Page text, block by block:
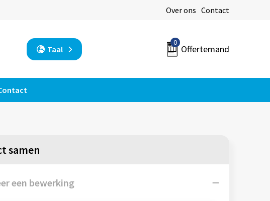
Over ons Contact
Taal
0
Offertemand
samen
een bewerking